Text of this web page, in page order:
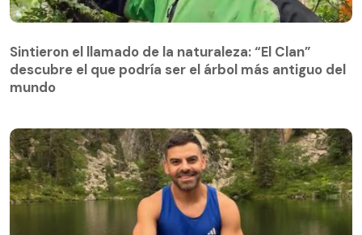
descubre el que podría ser el árbol más antiguo del
mundo
Sintieron el llamado de la naturaleza: “El Clan”
descubre el que podría ser el árbol más antiguo del
mundo